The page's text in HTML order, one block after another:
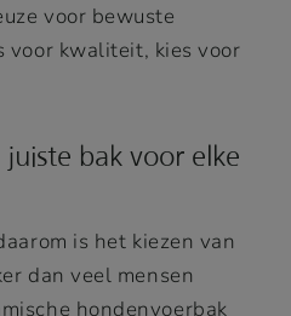
voor bewuste
voor kwaliteit, kies voor
bak voor elke
is het kiezen van
dan veel mensen
hondenvoerbak